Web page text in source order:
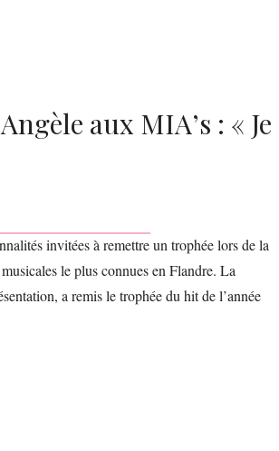
aux MIA’s : « Je
invitées à remettre un trophée lors de la
le plus connues en Flandre. La
a remis le trophée du hit de l’année